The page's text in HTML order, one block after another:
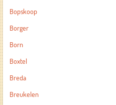
Bopskoop
Borger
Born
Boxtel
Breda
Breukelen